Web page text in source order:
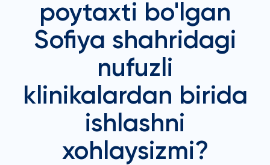
poytaxti bo'lgan
Sofiya shahridagi
nufuzli
klinikalardan birida
ishlashni
xohlaysizmi?